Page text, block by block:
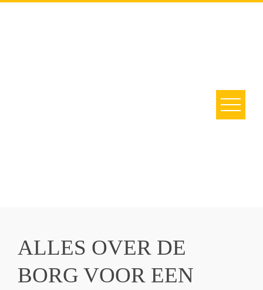
ALLES OVER DE
BORG VOOR EEN